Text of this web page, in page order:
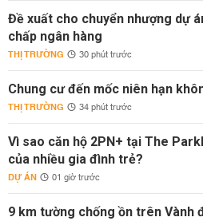
Đề xuất cho chuyển nhượng dự
chấp ngân hàng
THỊ TRƯỜNG 30 phút trước
Chung cư đến mốc niên hạn
THỊ TRƯỜNG 34 phút trước
Vì sao căn hộ 2PN+ tại The
của nhiều gia đình trẻ?
DỰ ÁN 01 giờ trước
9 km tường chống ồn trên Vành